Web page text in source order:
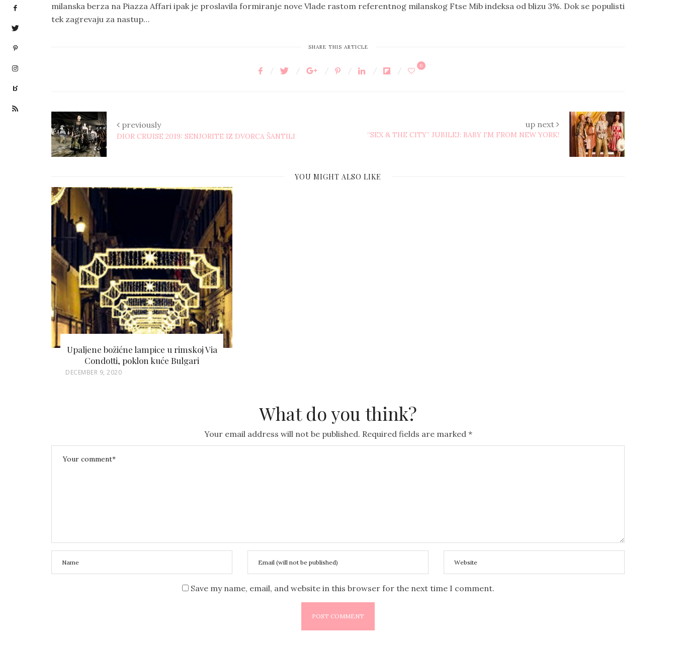
milanska berza na Piazza Affari ipak je proslavila formiranje nove Vlade rastom referentnog milanskog Ftse Mib indeksa od blizu 3%. Dok se populisti
tek zagrevaju za nastup…
SHARE THIS ARTICLE
6
previously
DIOR CRUISE 2019: SENJORITE IZ DVORCA ŠANTILI
up next
“SEX & THE CITY” JUBILEJ: BABY I'M FROM NEW YORK!
YOU MIGHT ALSO LIKE
Upaljene božićne lampice u rimskoj Via
Condotti, poklon kuće Bulgari
P
N
DECEMBER 9, 2020
What do you think?
Your email address will not be published. Required fields are marked *
Save my name, email, and website in this browser for the next time I comment.